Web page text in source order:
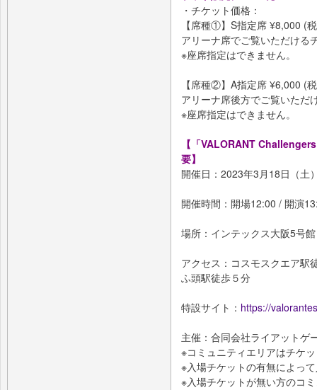
・チケット価格：
【席種①】S指定席 ¥8,000 (
アリーナ席でご覧いただける
※座席指定はできません。
【席種②】A指定席 ¥6,000 (
アリーナ席後方でご覧いただ
※座席指定はできません。
【「VALORANT
要】
開催日：2023年3月18日（土
開催時間：開場12:00 / 開演
場所：インテックス大阪5号
アクセス：コスモスクエア駅
ふ頭駅徒歩５分
特設サイト： https://
主催：合同会社ライアットゲ
※コミュニティエリアはチケ
※入場チケットの有無によっ
※入場チケットが無い方のコ